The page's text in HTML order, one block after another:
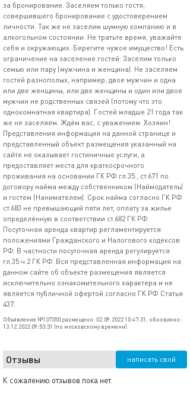
за бронирование. Заселяем только гостя,
совершившего бронирование с удостоверением
личности. Так же не заселим шумную компанию и в
алкогольном состоянии. Не тратьте время, уважайте
себя и окружающих. Берегите чужое имущество! Есть
ограничение на заселение гостей: Заселим только
семью или пару (мужчина и женщина). Не заселяем
гостей разнополых, например, двое мужчин и одна
или две женщины, или две женщины и один или двое
мужчин не родственных связей (потому что это
однокомнатная квартира). Гостей младше 21 года так
же не заселяем. Ждём вас, с уважением. Хозяин!
Представления информация на данной странице и
представленный объект размещения указанный на
сайте не оказывает гостиничные услуги, а
предоставляет места для краткосрочного
проживания на основании ГК РФ гл.35., ст.671 по
договору найма между собственником (Наймодатель)
и гостем (Нанимателем). Срок найма согласно ГК РФ
ст.683 не превышающий пяти лет, оплату за жилье
определённую в соответствии ст.682 ГК РФ.
Посуточная аренда квартир регламентируется
положениями Гражданского и Налогового кодексов
РФ. В частности посуточная аренда регулируется
гл.35 ч.2 ГК РФ. Вся представленная информация на
данном сайте об объекте размещения является
исключительно ознакомительного характера и не
является публичной офертой согласно ГК РФ Статья
437.
Объявление №137350 размещено: 02.09.2022 10:47:31, обновлено:
13.12.2022 09:53:31 (по московскому времени)
Отзывы написать свой
К сожалению отзывов пока нет.